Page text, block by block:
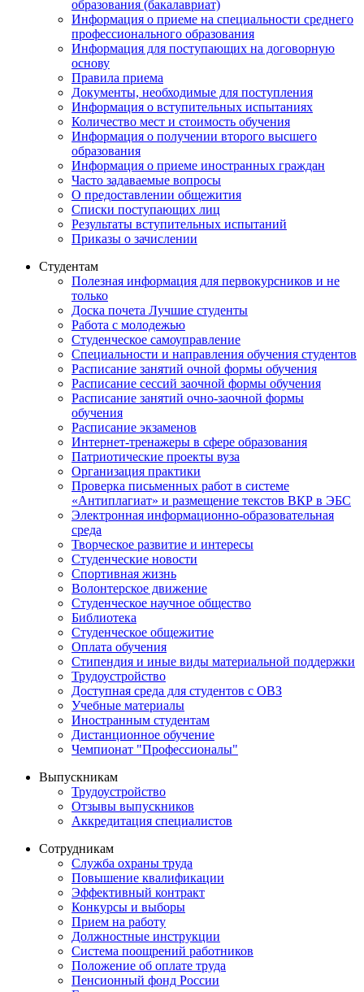
образования (бакалавриат)
Информация о приеме на специальности среднего
профессионального образования
Информация для поступающих на договорную
основу
Правила приема
Документы, необходимые для поступления
Информация о вступительных испытаниях
Количество мест и стоимость обучения
Информация о получении второго высшего
образования
Информация о приеме иностранных граждан
Часто задаваемые вопросы
О предоставлении общежития
Списки поступающих лиц
Результаты вступительных испытаний
Приказы о зачислении
Студентам
Полезная информация для первокурсников и не
только
Доска почета Лучшие студенты
Работа с молодежью
Студенческое самоуправление
Специальности и направления обучения студентов
Расписание занятий очной формы обучения
Расписание сессий заочной формы обучения
Расписание занятий очно-заочной формы
обучения
Расписание экзаменов
Интернет-тренажеры в сфере образования
Патриотические проекты вуза
Организация практики
Проверка письменных работ в системе
«Антиплагиат» и размещение текстов ВКР в ЭБС
Электронная информационно-образовательная
среда
Творческое развитие и интересы
Студенческие новости
Спортивная жизнь
Волонтерское движение
Студенческое научное общество
Библиотека
Студенческое общежитие
Оплата обучения
Стипендия и иные виды материальной поддержки
Трудоустройство
Доступная среда для студентов с ОВЗ
Учебные материалы
Иностранным студентам
Дистанционное обучение
Чемпионат "Профессионалы"
Выпускникам
Трудоустройство
Отзывы выпускников
Аккредитация специалистов
Сотрудникам
Служба охраны труда
Повышение квалификации
Эффективный контракт
Конкурсы и выборы
Прием на работу
Должностные инструкции
Система поощрений работников
Положение об оплате труда
Пенсионный фонд России